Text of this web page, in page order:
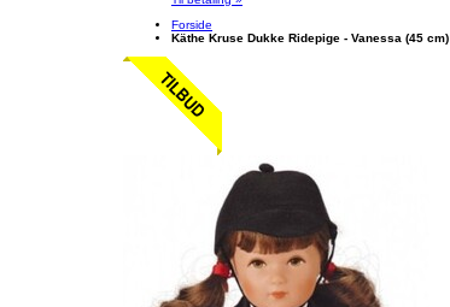
Forside
Käthe Kruse Dukke Ridepige - Vanessa (45 cm)